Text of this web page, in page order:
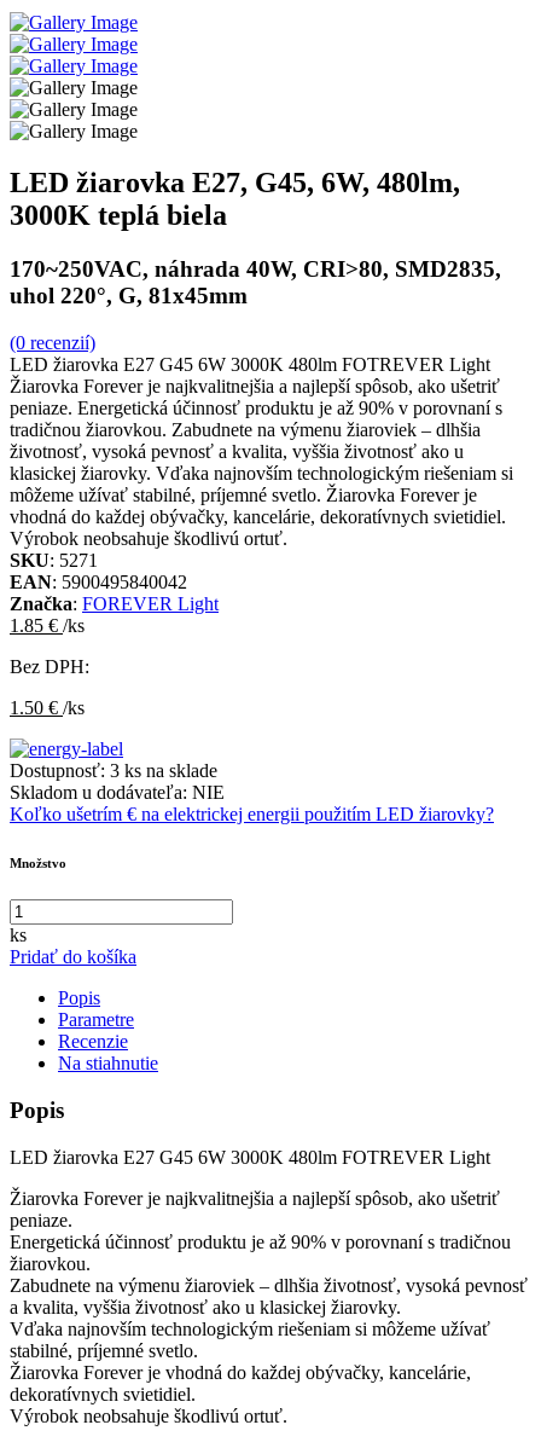
LED žiarovka E27, G45, 6W, 480lm,
3000K teplá biela
170~250VAC, náhrada 40W, CRI>80, SMD2835,
uhol 220°, G, 81x45mm
(0 recenzií)
LED žiarovka E27 G45 6W 3000K 480lm FOTREVER Light
Žiarovka Forever je najkvalitnejšia a najlepší spôsob, ako ušetriť
peniaze. Energetická účinnosť produktu je až 90% v porovnaní s
tradičnou žiarovkou. Zabudnete na výmenu žiaroviek – dlhšia
životnosť, vysoká pevnosť a kvalita, vyššia životnosť ako u
klasickej žiarovky. Vďaka najnovším technologickým riešeniam si
môžeme užívať stabilné, príjemné svetlo. Žiarovka Forever je
vhodná do každej obývačky, kancelárie, dekoratívnych svietidiel.
Výrobok neobsahuje škodlivú ortuť.
SKU: 5271
EAN: 5900495840042
Značka: FOREVER Light
1.85 € /ks
Bez DPH:
1.50 € /ks
Dostupnosť: 3 ks na sklade
Skladom u dodávateľa: NIE
Koľko ušetrím € na elektrickej energii použitím LED žiarovky?
Množstvo
ks
Pridať do košíka
Popis
Parametre
Recenzie
Na stiahnutie
Popis
LED žiarovka E27 G45 6W 3000K 480lm FOTREVER Light
Žiarovka Forever je najkvalitnejšia a najlepší spôsob, ako ušetriť
peniaze.
Energetická účinnosť produktu je až 90% v porovnaní s tradičnou
žiarovkou.
Zabudnete na výmenu žiaroviek – dlhšia životnosť, vysoká pevnosť
a kvalita, vyššia životnosť ako u klasickej žiarovky.
Vďaka najnovším technologickým riešeniam si môžeme užívať
stabilné, príjemné svetlo.
Žiarovka Forever je vhodná do každej obývačky, kancelárie,
dekoratívnych svietidiel.
Výrobok neobsahuje škodlivú ortuť.